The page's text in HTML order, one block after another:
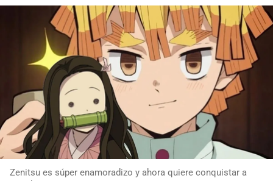
Zenitsu es súper enamoradizo y ahora quiere conquistar a